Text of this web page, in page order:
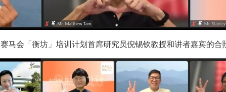
赛马会「衡坊」培训计划首席研究员倪锡钦教授和讲者嘉宾的合